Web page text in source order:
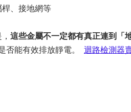
、接地網等
這些金屬不一定都有真正連到「
否能有效排放靜電。 迴路檢測器